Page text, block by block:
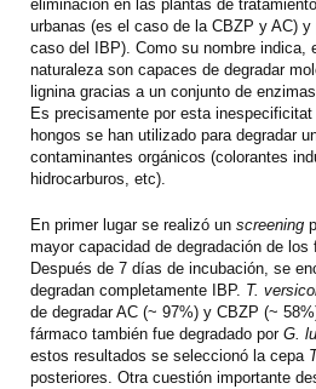
eliminación en las plantas de
urbanas (es el caso de la CBZP y AC) y
caso del IBP). Como su nombre indica,
naturaleza son capaces de degradar
lignina gracias a un conjunto de
Es precisamente por esta
hongos se han utilizado para degradar
contaminantes orgánicos (colorantes
hidrocarburos, etc).
En primer lugar se realizó un screening
mayor capacidad de degradación de
Después de 7 días de incubación, se
degradan completamente IBP. T.
de degradar AC (~ 97%) y CBZP (~
fármaco también fue degradado por G.
estos resultados se seleccionó la cepa
posteriores. Otra cuestión importante